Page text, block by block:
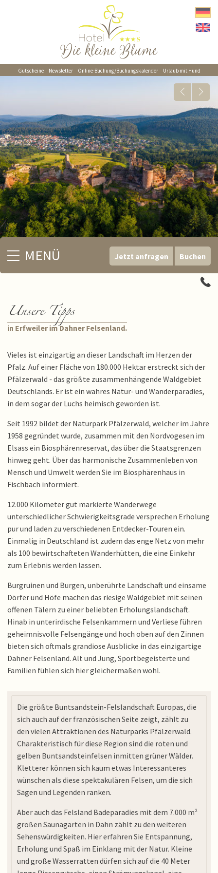
Gutscheine Newsletter Online-Buchung/Buchungskalender Urlaub mit Hund
MENÜ Jetzt anfragen Buchen
Unsere Tipps
in Erfweiler im Dahner Felsenland.
Vieles ist einzigartig an dieser Landschaft im Herzen der
Pfalz. Auf einer Fläche von 180.000 Hektar erstreckt sich der
Pfälzerwald - das größte zusammenhängende Waldgebiet
Deutschlands. Er ist ein wahres Natur- und Wanderparadies,
in dem sogar der Luchs heimisch geworden ist.
Seit 1992 bildet der Naturpark Pfälzerwald, welcher im Jahre
1958 gegründet wurde, zusammen mit den Nordvogesen im
Elsass ein Biosphärenreservat, das über die Staatsgrenzen
hinweg geht. Über das harmonische Zusammenleben von
Mensch und Umwelt werden Sie im Biosphärenhaus in
Fischbach informiert.
12.000 Kilometer gut markierte Wanderwege
unterschiedlicher Schwierigkeitsgrade versprechen Erholung
pur und laden zu verschiedenen Entdecker-Touren ein.
Einmalig in Deutschland ist zudem das enge Netz von mehr
als 100 bewirtschafteten Wanderhütten, die eine Einkehr
zum Erlebnis werden lassen.
Burgruinen und Burgen, unberührte Landschaft und einsame
Dörfer und Höfe machen das riesige Waldgebiet mit seinen
offenen Tälern zu einer beliebten Erholungslandschaft.
Hinab in unterirdische Felsenkammern und Verliese führen
geheimnisvolle Felsengänge und hoch oben auf den Zinnen
bieten sich oftmals grandiose Ausblicke in das einzigartige
Dahner Felsenland. Alt und Jung, Sportbegeisterte und
Familien fühlen sich hier gleichermaßen wohl.
Die größte Buntsandstein-Felslandschaft Europas, die
sich auch auf der französischen Seite zeigt, zählt zu
den vielen Attraktionen des Naturparks Pfälzerwald.
Charakteristisch für diese Region sind die roten und
gelben Buntsandsteinfelsen inmitten grüner Wälder.
Kletterer können sich kaum etwas Interessanteres
wünschen als diese spektakulären Felsen, um die sich
Sagen und Legenden ranken.
Aber auch das Felsland Badeparadies mit dem 7.000 m²
großen Saunagarten in Dahn zählt zu den weiteren
Sehenswürdigkeiten. Hier erfahren Sie Entspannung,
Erholung und Spaß im Einklang mit der Natur. Kleine
und große Wasserratten dürfen sich auf die 40 Meter